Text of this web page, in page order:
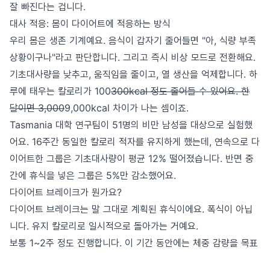
잘 빠진다는 겁니다.
대사 적응: 몸이 다이어트에 적응하는 방식
우리 몸은 생존 기계예요. 음식이 갑자기 줄어들면 "아, 식량 부족
상황이구나"라고 판단합니다. 그리고 즉시 비상 모드로 전환해요.
기초대사량을 낮추고, 움직임을 줄이고, 열 생산을 억제합니다. 하
루에 태우는 칼로리가 100300kcal 정도 줄어들 수 있어요. 한
달이면 3,0009,000kcal 차이가 나는 셈이죠.
Tasmania 대학 연구팀이 51명의 비만 남성을 대상으로 실험했
어요. 16주간 동일한 칼로리 적자를 유지하게 했는데, 연속으로 다
이어트한 그룹은 기초대사량이 평균 12% 떨어졌습니다. 반면 중
간에 휴식을 넣은 그룹은 5%만 감소했어요.
다이어트 브레이크가 뭔가요?
다이어트 브레이크는 말 그대로 계획된 휴식이에요. 폭식이 아닙
니다. 유지 칼로리로 일시적으로 돌아가는 거예요.
보통 1~2주 정도 진행합니다. 이 기간 동안에는 체중 감량을 목표